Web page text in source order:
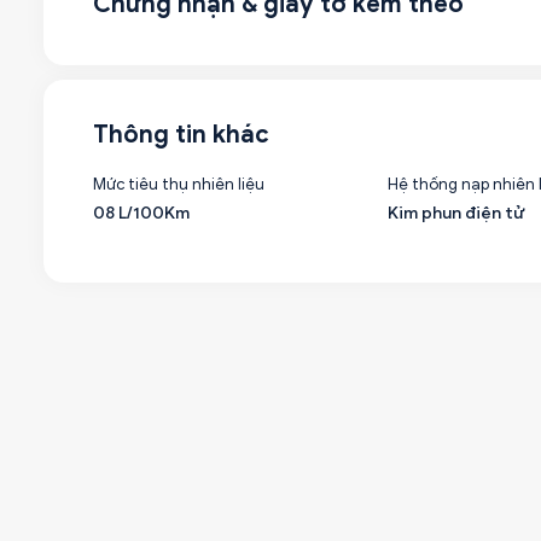
Thông tin khác
Mức tiêu thụ nhiên liệu
08 L/100Km
Hệ thống nạp nhiên
Kim phun điện tử